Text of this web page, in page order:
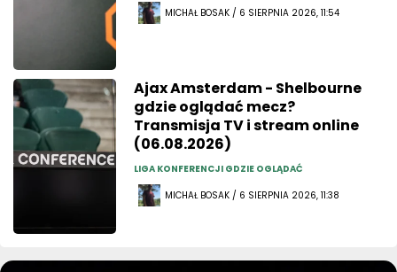
MICHAŁ BOSAK / 6 SIERPNIA 2026, 11:54
Ajax Amsterdam - Shelbourne
gdzie oglądać mecz?
Transmisja TV i stream online
(06.08.2026)
LIGA KONFERENCJI GDZIE OGLĄDAĆ
MICHAŁ BOSAK / 6 SIERPNIA 2026, 11:38